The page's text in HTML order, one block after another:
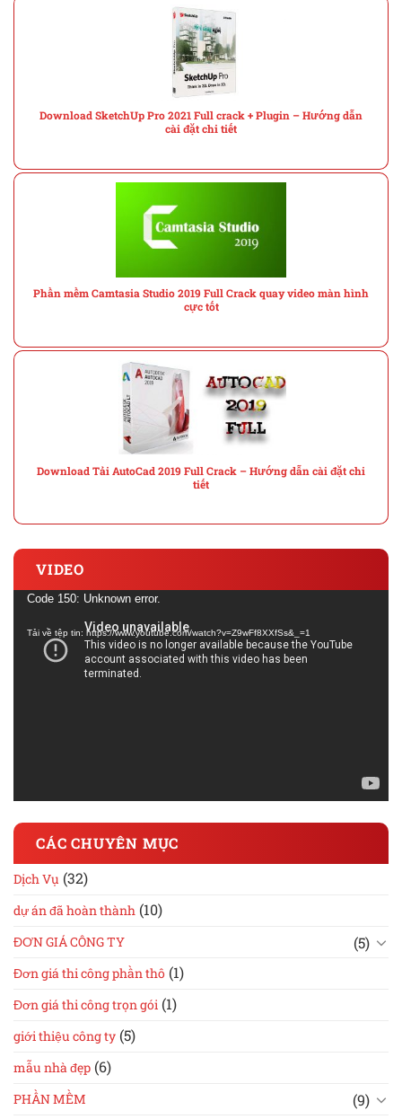
Download SketchUp Pro 2021 Full crack + Plugin – Hướng dẫn
cài đặt chi tiết
Phần mềm Camtasia Studio 2019 Full Crack quay video màn hình
cực tốt
Download Tải AutoCad 2019 Full Crack – Hướng dẫn cài đặt chi
tiết
VIDEO
Trình
Video
Code 150: Unknown error.
Tải về tệp tin: https://www.youtube.com/watch?v=Z9wFf8XXfSs&_=1
CÁC CHUYÊN MỤC
Dịch Vụ (32)
dự án đã hoàn thành (10)
ĐƠN GIÁ CÔNG TY (5)
Đơn giá thi công phần thô (1)
Đơn giá thi công trọn gói (1)
giới thiệu công ty (5)
mẫu nhà đẹp (6)
PHẦN MỀM (9)